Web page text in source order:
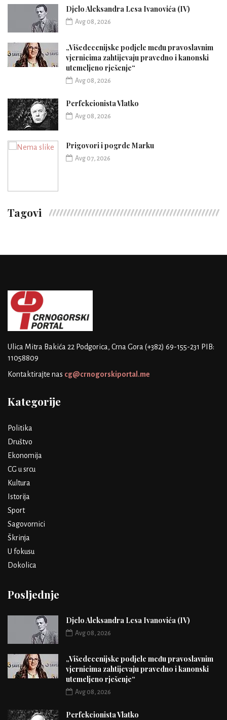
Djelo Aleksandra Lesa Ivanovića (IV)
Avg 08, 2026
„Višedecenijske podjele među pravoslavnim
vjernicima zahtijevaju pravedno i kanonski
utemeljeno rješenje“
Avg 08, 2026
Perfekcionista Vlatko
Avg 08, 2026
Prigovori i pogrde Marku
Avg 07, 2026
Tagovi
Ulica Mitra Bakića 22 Podgorica, Crna Gora (+382) 69-155-231 PIB:
11058809
Kontaktirajte nas cg@crnogorskiportal.me
Kategorije
Politika
Društvo
Ekonomija
CG u srcu
Kultura
Istorija
Sport
Sagovornici
Škrinja
U fokusu
Dokolica
Posljednje
Djelo Aleksandra Lesa Ivanovića (IV)
Avg 08, 2026
„Višedecenijske podjele među pravoslavnim
vjernicima zahtijevaju pravedno i kanonski
utemeljeno rješenje“
Avg 08, 2026
Perfekcionista Vlatko